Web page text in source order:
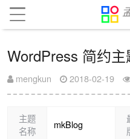
WordPress 简约
mengkun 2018-02-19
主题
名称
mkBlog